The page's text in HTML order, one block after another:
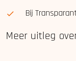
Bij
Meer uitleg